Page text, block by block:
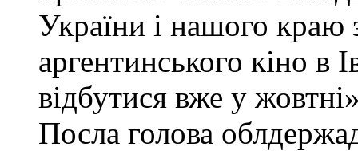
України і нашого краю
аргентинського кіно в
відбутися вже у
Посла голова